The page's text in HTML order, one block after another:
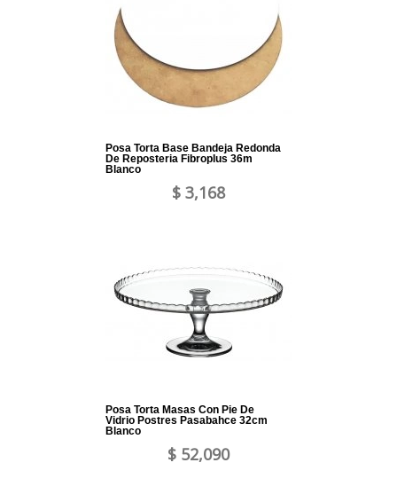
Posa Torta Base Bandeja Redonda
De Reposteria Fibroplus 36m
Blanco
$ 3,168
Posa Torta Masas Con Pie De
Vidrio Postres Pasabahce 32cm
Blanco
$ 52,090